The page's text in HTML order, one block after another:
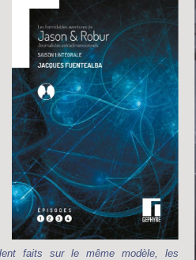
faits sur le même modèle, les